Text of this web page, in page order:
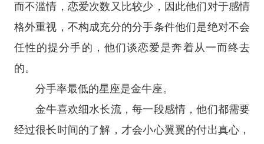
而不滥情，恋爱次数又比较少，因此他们对于感情
格外重视，不构成充分的分手条件他们是绝对不会
任性的提分手的，他们谈恋爱是奔着从一而终去
的。
分手率最低的星座是金牛座。
金牛喜欢细水长流，每一段感情，他们都需要
经过很长时间的了解，才会小心翼翼的付出真心，